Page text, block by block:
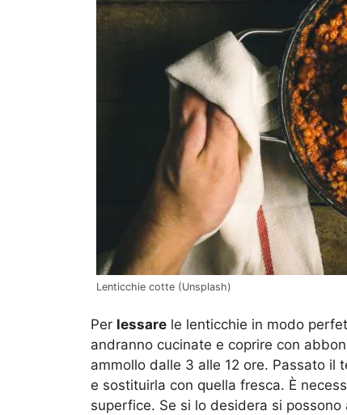
Lenticchie cotte (Unsplash)
Per lessare le lenticchie in modo
andranno cucinate e coprire con
ammollo dalle 3 alle 12 ore. Passato il
e sostituirla con quella fresca. È
superfice. Se si lo desidera si